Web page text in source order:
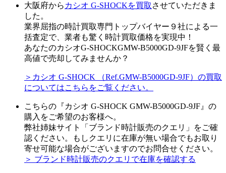
大阪府から カシオ G-SHOCKを買取 させていただきま
した。
業界屈指の時計買取専門トップバイヤー９社による一
括査定で、業者も驚く時計買取価格を実現中！
あなたのカシオG-SHOCKGMW-B5000GD-9JFを賢く最
高値で売却してみませんか？
＞カシオ G-SHOCK （Ref.GMW-B5000GD-9JF）の買取
についてはこちらをご覧ください。
こちらの『カシオ G-SHOCK GMW-B5000GD-9JF』の
購入をご希望のお客様へ。
弊社姉妹サイト「ブランド時計販売のクエリ」をご確
認ください。もしクエリに在庫が無い場合でもお取り
寄せ可能な場合がございますのでお問合せください。
＞ ブランド時計販売のクエリで在庫を確認する